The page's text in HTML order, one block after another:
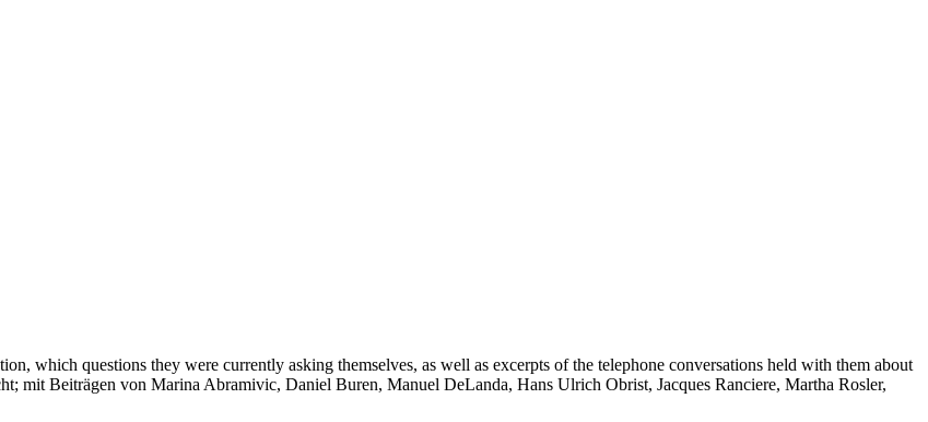
which questions they were currently asking themselves, as well as excerpts of the telephone conversations held with them about
mit Beiträgen von Marina Abramivic, Daniel Buren, Manuel DeLanda, Hans Ulrich Obrist, Jacques Ranciere, Martha Rosler,